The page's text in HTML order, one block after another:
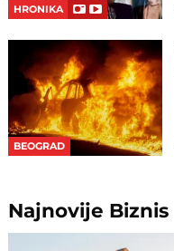
HRONIKA
BEOGRAD
Najnovije Biznis